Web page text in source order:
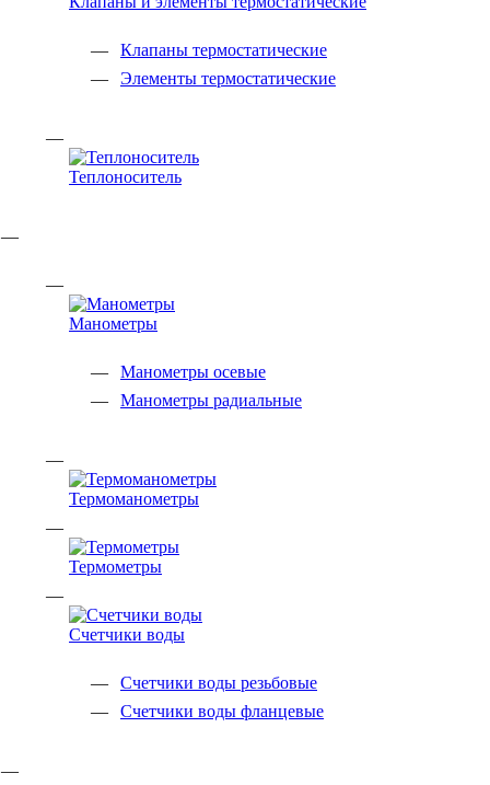
Клапаны термостатические
Элементы термостатические
Теплоноситель
Манометры
Манометры осевые
Манометры радиальные
Термоманометры
Термометры
Счетчики воды
Счетчики воды резьбовые
Счетчики воды фланцевые